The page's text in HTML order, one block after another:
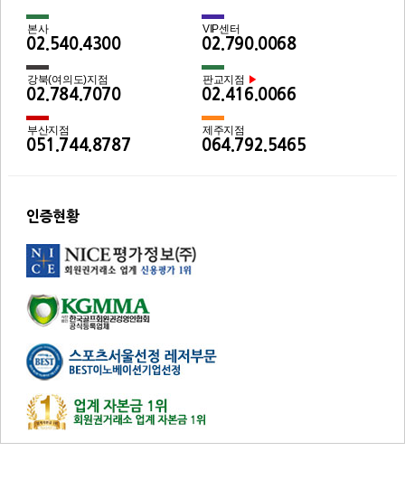
본사
02.540.4300
VIP센터
02.790.0068
강북(여의도)지점
02.784.7070
판교지점 ▶
02.416.0066
부산지점
051.744.8787
제주지점
064.792.5465
인증현황